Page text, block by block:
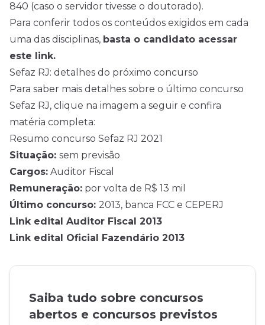
840 (caso o servidor tivesse o doutorado).
Para conferir todos os conteúdos exigidos em cada
uma das disciplinas, basta o candidato acessar
este link.
Sefaz RJ: detalhes do próximo concurso
Para saber mais detalhes sobre o último concurso
Sefaz RJ, clique na imagem a seguir e confira
matéria completa:
Resumo concurso Sefaz RJ 2021
Situação: sem previsão
Cargos: Auditor Fiscal
Remuneração: por volta de R$ 13 mil
Último concurso: 2013, banca FCC e CEPERJ
Link edital Auditor Fiscal 2013
Link edital Oficial Fazendário 2013
Saiba tudo sobre concursos
abertos e concursos previstos